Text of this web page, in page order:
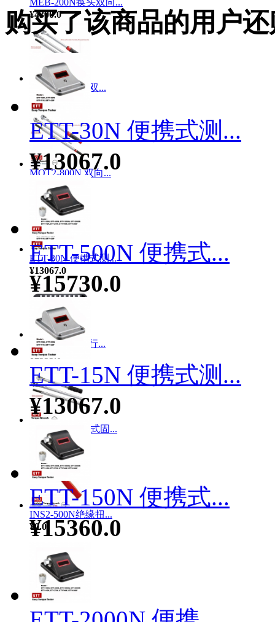
¥4300.0
MOT2-1500N 双...
¥11407.0
MOT2-800N 双向...
¥7913.0
ETT-30N 便携式测...
¥13067.0
MIT-15N11 自行...
¥2555.0
APS-12N 棘轮式固...
¥490.0
INS2-500N绝缘扭...
¥0.0
购买了该商品的用户
ETT-30N 便携式测...
¥13067.0
ETT-500N 便携式...
¥15730.0
ETT-15N 便携式测...
¥13067.0
ETT-150N 便携式...
¥15360.0